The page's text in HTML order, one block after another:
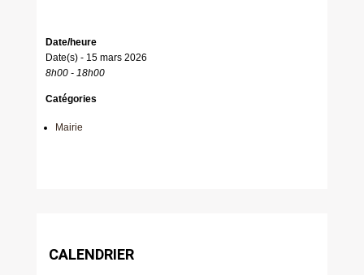
Date/heure
Date(s) - 15 mars 2026
8h00 - 18h00
Catégories
Mairie
CALENDRIER